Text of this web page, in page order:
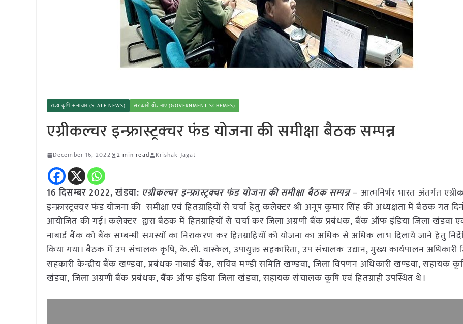
राज्य कृषि समाचार (STATE NEWS) सरकारी योजनाएं (GOVERNMENT SCHEMES)
एग्रीकल्चर इन्फ्रास्ट्रक्चर फंड योजना की समीक्षा बैठक सम्पन्न
December 16, 2022 2 min read Krishak Jagat
16 दिसम्बर 2022, खंडवा: एग्रीकल्चर इन्फ्रास्ट्रक्चर फंड योजना की समीक्षा बैठक सम्पन्न– आत्मनिर्भर भारत अंतर्गत
इन्फ्रास्ट्रक्चर फंड योजना की समीक्षा एवं हितग्राहियों से चर्चा हेतु कलेक्टर श्री अनूप कुमार सिंह की अध्यक्षता में बैठक गत
आयोजित की गई। कलेक्टर द्वारा बैठक में हितग्राहियों से चर्चा कर जिला अग्रणी बैंक प्रबंधक, बैंक ऑफ इंडिया जिला खंडवा
नाबार्ड बैंक को बैंक सम्बन्धी समस्यों का निराकरण कर हितग्राहियों को योजना का अधिक से अधिक लाभ दिलाये जाने हेतु
किया गया। बैठक में उप संचालक कृषि, के.सी. वास्केल, उपायुक्त सहकारिता, उप संचालक उद्यान, मुख्य कार्यपालन अधिकारी
सहकारी केन्द्रीय बैंक खण्डवा, प्रबंधक नाबार्ड बैंक, सचिव मण्डी समिति खण्डवा, जिला विपणन अधिकारी खण्डवा, सहायक
खंडवा, जिला अग्रणी बैंक प्रबंधक, बैंक ऑफ इंडिया जिला खंडवा, सहायक संचालक कृषि एवं हितग्राही उपस्थित थे।